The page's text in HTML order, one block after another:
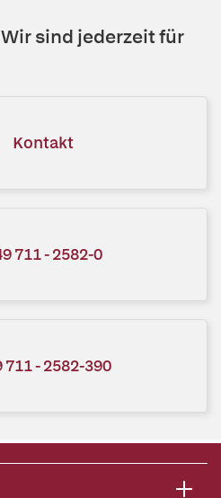
sind jederzeit für
Kontakt
711 - 2582-0
711 - 2582-390